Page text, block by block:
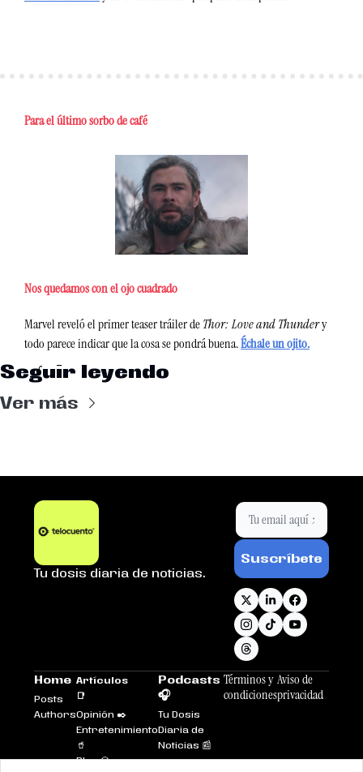
Para el último sorbo de café
Nos quedamos con el ojo cuadrado
Marvel reveló el primer teaser tráiler de Thor: Love and Thunder y
todo parece indicar que la cosa se pondrá buena. Échale un ojito.
Seguir leyendo
Ver más
Tu dosis diaria de noticias.
Suscríbete
Home
Posts
Authors
Artículos
📑
Opinión ✒️
Entretenimiento
🥤
Plus 💎
Podcasts
🎧
Tu Dosis
Diaria de
Noticias 📰
Términos y
condiciones
Aviso de
privacidad